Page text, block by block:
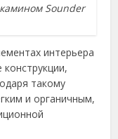
Sounder
интерьера
такому
и органичным,